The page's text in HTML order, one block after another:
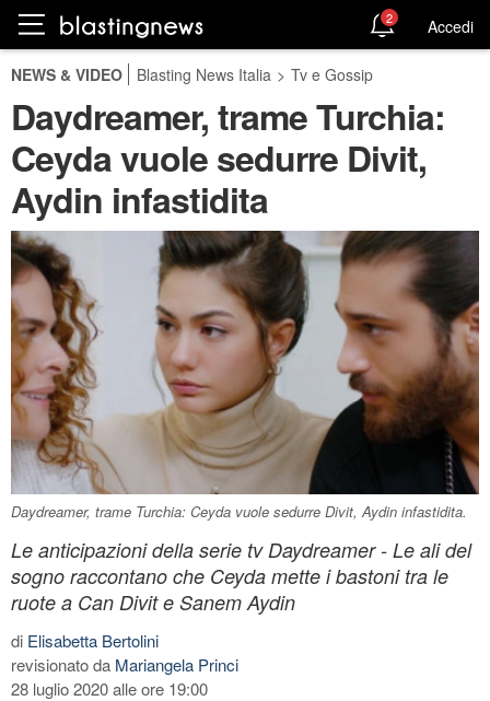
2 Accedi
NEWS & VIDEO Blasting News Italia > Tv e Gossip
Daydreamer, trame Turchia:
Ceyda vuole sedurre Divit,
Aydin infastidita
Daydreamer, trame Turchia: Ceyda vuole sedurre Divit, Aydin infastidita.
Le anticipazioni della serie tv Daydreamer - Le ali del
sogno raccontano che Ceyda mette i bastoni tra le
ruote a Can Divit e Sanem Aydin
di Elisabetta Bertolini
revisionato da Mariangela Princi
28 luglio 2020 alle ore 19:00